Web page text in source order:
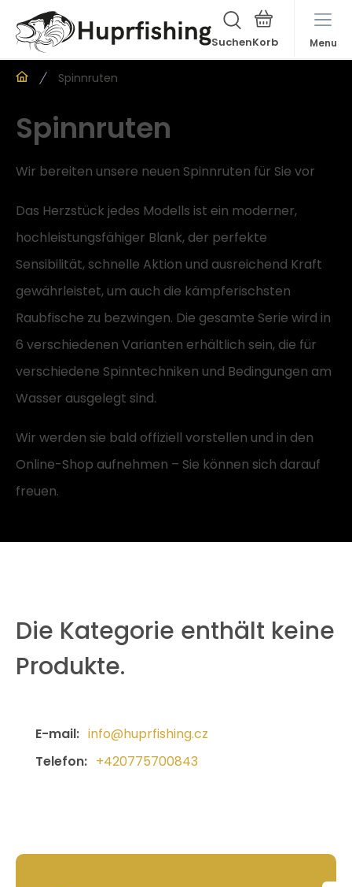
Suchen Menu
Spinnruten
Spinnruten
Wir bereiten unsere neuen Spinnruten für Sie vor
Das Herzstück jedes Modells ist ein moderner,
hochleistungsfähiger Blank, der perfekte
Sensibilität, schnelle Aktion und ausreichend Kraft
gewährleistet, um auch die kämpferischsten
Raubfische zu bezwingen. Die gesamte Serie wird in
6 verschiedenen Varianten erhältlich sein, die für
verschiedene Spinntechniken und Bedingungen am
Wasser ausgelegt sind.
Wir werden sie bald offiziell vorstellen und in den
Online-Shop aufnehmen – Sie können sich darauf
freuen.
Die Kategorie enthält keine
Produkte.
E-mail: info@huprfishing.cz
Telefon: +420775700843